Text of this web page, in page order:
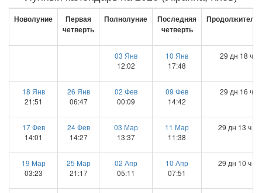
Новолуние
Первая
четверть
Полнолуние
Последняя
четверть
03 Янв
12:02
10 Янв
17:48
29 дн 18 ч 9
18 Янв
21:51
26 Янв
06:47
02 Фев
00:09
09 Фев
14:42
29 дн 16 ч 9
17 Фев
14:01
24 Фев
14:27
03 Мар
13:37
11 Мар
11:38
29 дн 13 ч
19 Мар
03:23
25 Мар
21:17
02 Апр
05:11
10 Апр
07:51
29 дн 10 ч